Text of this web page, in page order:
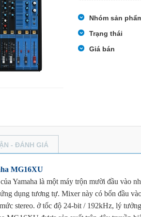
Nhóm sản
Trạng thái
Giá bán
- ĐÁNH GIÁ
MG16XU
Yamaha là một máy trộn mười đầu vào
dụng tương tự. Mixer này có bốn đầu
stereo. ở tốc độ 24-bit / 192kHz, lý